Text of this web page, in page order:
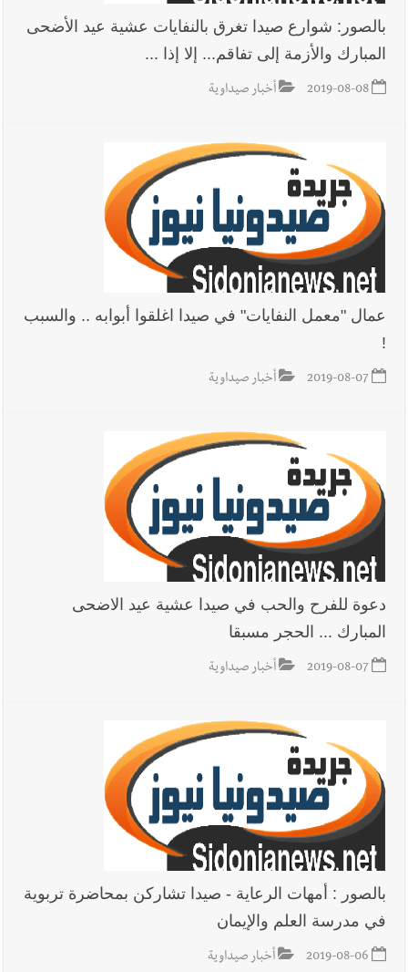
أخبار صيدا
بالصور : غسان سركيس يرعى تخرّج فوج الفكر والإبداع
في ثانوية السفير : تعلّمت منكم حب الوطن والتمسك بالأرض ...
والجنوب هو عزة وكرامة لبنان
بالصور: شوارع صيدا تغرق بالنفايات عشية عيد الأضحى
المبارك والأزمة إلى تفاقم... إلا إذا ...
2019-08-08 أخبار صيداوية
عمال "معمل النفايات" في صيدا اغلقوا أبوابه .. والسبب
!
2019-08-07 أخبار صيداوية
دعوة للفرح والحب في صيدا عشية عيد الاضحى
المبارك ... الحجر مسبقا
2019-08-07 أخبار صيداوية
بالصور : أمهات الرعاية - صيدا تشاركن بمحاضرة تربوية
في مدرسة العلم والإيمان
2019-08-06 أخبار صيداوية